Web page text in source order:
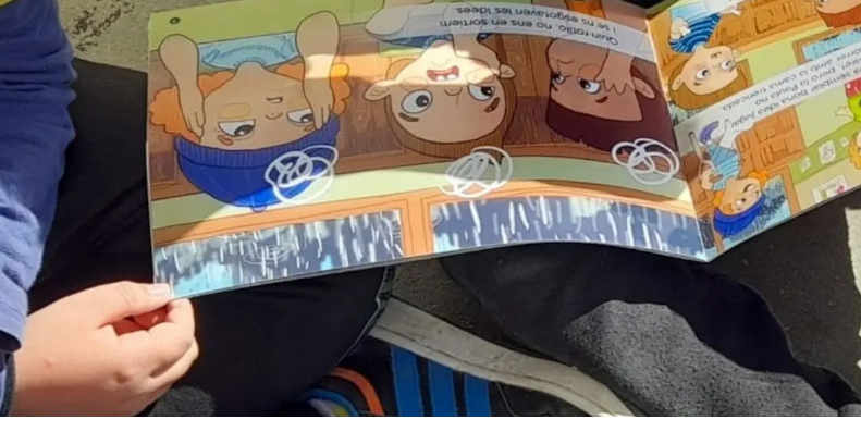
L'equip
Missió i valors
Els comptes clars
Memòria d'activitats
Proposta educativa
Butlletins
Diari de la Fundació
Fundesplai als mitjans
Xarxes socials